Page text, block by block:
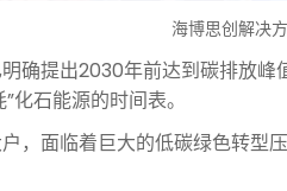
海博思创解决
提出2030年前达到碳排放峰
化石能源的时间表。
面临着巨大的低碳绿色转型